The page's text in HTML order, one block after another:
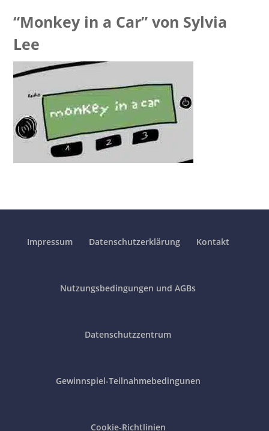
“Monkey in a Car” von Sylvia
Lee
Impressum Datenschutzerklärung Kontakt
Nutzungsbedingungen und AGBs
Datenschutzzentrum
Gewinnspiel-Teilnahmebedingunen
Cookie-Richtlinien